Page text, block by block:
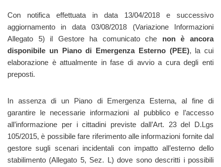
Con notifica effettuata in data 13/04/2018 e successivo
aggiornamento in data 03/08/2018 (Variazione Informazioni
Allegato 5) il Gestore ha comunicato che non è ancora
disponibile un Piano di Emergenza Esterno (PEE), la cui
elaborazione è attualmente in fase di avvio a cura degli enti
preposti.
In assenza di un Piano di Emergenza Esterna, al fine di
garantire le necessarie informazioni al pubblico e l’accesso
all’informazione per i cittadini previste dall’Art. 23 del D.Lgs
105/2015, è possibile fare riferimento alle informazioni fornite dal
gestore sugli scenari incidentali con impatto all’esterno dello
stabilimento (Allegato 5, Sez. L) dove sono descritti i possibili